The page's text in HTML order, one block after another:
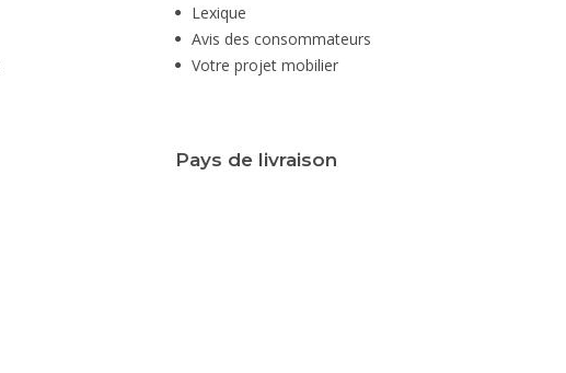
Lexique
Avis des consommateurs
Votre projet mobilier
Pays de livraison